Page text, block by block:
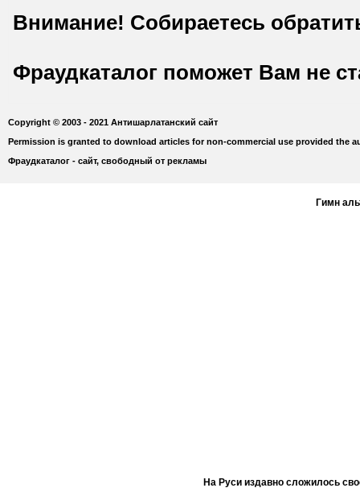
Внимание! Собираетесь
Фраудкаталог поможет Вам не
Copyright © 2003 - 2021 Антишарлатанский сайт
Permission is granted to download articles for non-commercial use provided the
Фраудкаталог - сайт, свободный от рекламы
Гимн
На Руси издавно сложилось